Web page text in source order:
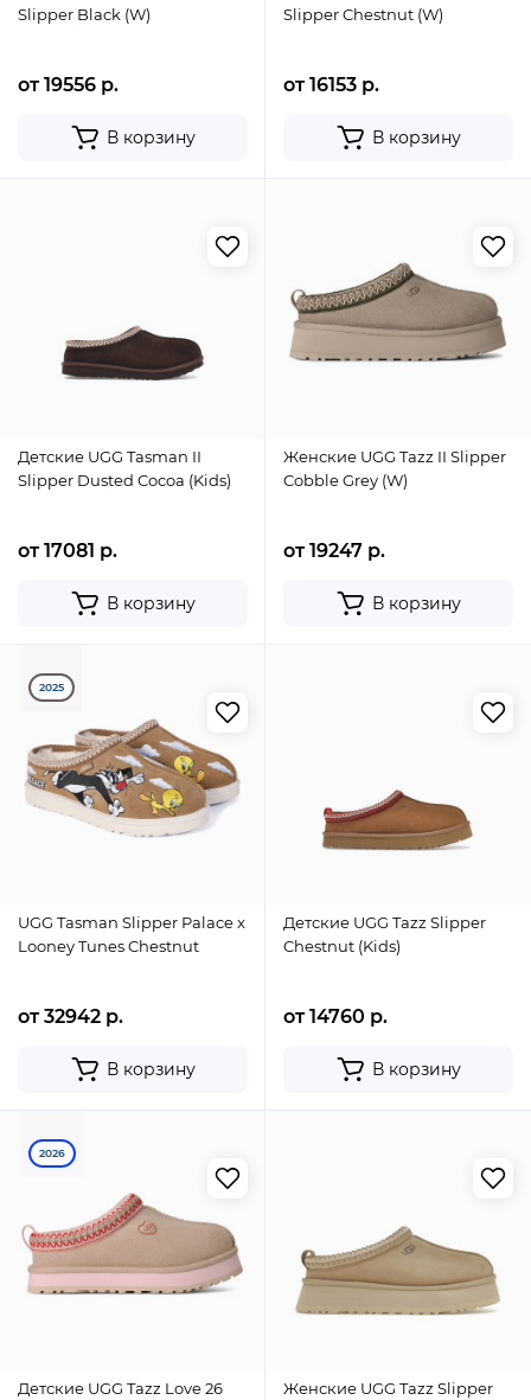
Slipper Black (W)
от 19556 р.
В корзину
Slipper Chestnut (W)
от 16153 р.
В корзину
Детские UGG Tasman II
Slipper Dusted Cocoa (Kids)
от 17081 р.
В корзину
Женские UGG Tazz II Slipper
Cobble Grey (W)
от 19247 р.
В корзину
2025
UGG Tasman Slipper Palace x
Looney Tunes Chestnut
от 32942 р.
В корзину
Детские UGG Tazz Slipper
Chestnut (Kids)
от 14760 р.
В корзину
2026
Детские UGG Tazz Love 26
Женские UGG Tazz Slipper